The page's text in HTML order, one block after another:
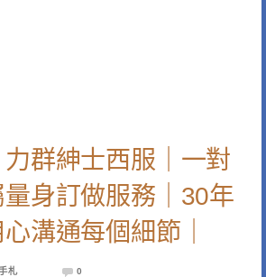
群紳士西服｜一對
身訂做服務｜30年
溝通每個細節｜
札 0